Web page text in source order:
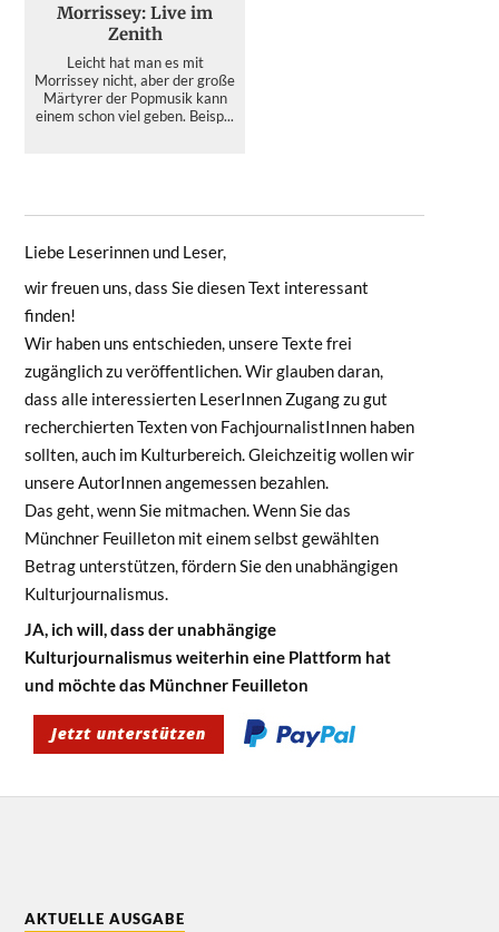
Morrissey: Live im
Zenith
Leicht hat man es mit
Morrissey nicht, aber der große
Märtyrer der Popmusik kann
einem schon viel geben. Beisp...
Liebe Leserinnen und Leser,
wir freuen uns, dass Sie diesen Text interessant
finden!
Wir haben uns entschieden, unsere Texte frei
zugänglich zu veröffentlichen. Wir glauben daran,
dass alle interessierten LeserInnen Zugang zu gut
recherchierten Texten von FachjournalistInnen haben
sollten, auch im Kulturbereich. Gleichzeitig wollen wir
unsere AutorInnen angemessen bezahlen.
Das geht, wenn Sie mitmachen. Wenn Sie das
Münchner Feuilleton mit einem selbst gewählten
Betrag unterstützen, fördern Sie den unabhängigen
Kulturjournalismus.
JA, ich will, dass der unabhängige
Kulturjournalismus weiterhin eine Plattform hat
und möchte das Münchner Feuilleton
AKTUELLE AUSGABE